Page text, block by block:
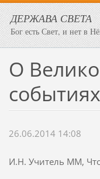
ДЕРЖАВА СВЕТА
Бог есть Свет, и нет в
О
26.06.2014 14:08
И.Н. Учитель ММ,